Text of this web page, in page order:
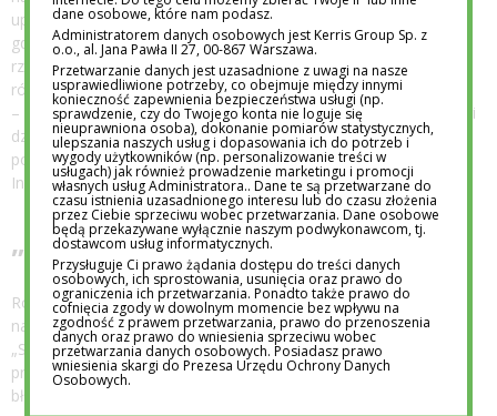
uprzedzaniu każdej trudności i przejmowaniu inicjatywy tam,
gdzie dziecko mogłoby spróbować samodzielnie. W takiej
rzeczywistości nie ma miejsca na porażkę – a tym samym
również na naukę, która z niej płynie.
– Rolą dorosłego nie jest usuwanie wszystkich przeszkód z drogi
dziecka, ale towarzyszenie mu w ich pokonywaniu –
podsumowuje Anna Zięba, dyrektor przedszkola Academy
International Centrum
„Pozwól mi spróbować”
Rozwój nie przebiega w idealnych warunkach, dlatego
najważniejsze zdanie, jakie dziecko może usłyszeć, brzmi:
„Spróbuj sam, jestem obok”. Wtedy nasza pociecha ma
przestrzeń, by doświadczać, sprawdzać i uczyć się na własnych
błędach. A troska? To nie kontrola, tylko obecność.
dane osobowe, które nam podasz.
Administratorem danych osobowych jest Kerris Group Sp. z
o.o., al. Jana Pawła II 27, 00-867 Warszawa.
Przetwarzanie danych jest uzasadnione z uwagi na nasze
usprawiedliwione potrzeby, co obejmuje między innymi
konieczność zapewnienia bezpieczeństwa usługi (np.
sprawdzenie, czy do Twojego konta nie loguje się
nieuprawniona osoba), dokonanie pomiarów statystycznych,
ulepszania naszych usług i dopasowania ich do potrzeb i
wygody użytkowników (np. personalizowanie treści w
usługach) jak również prowadzenie marketingu i promocji
własnych usług Administratora.. Dane te są przetwarzane do
czasu istnienia uzasadnionego interesu lub do czasu złożenia
przez Ciebie sprzeciwu wobec przetwarzania. Dane osobowe
będą przekazywane wyłącznie naszym podwykonawcom, tj.
dostawcom usług informatycznych.
Przysługuje Ci prawo żądania dostępu do treści danych
osobowych, ich sprostowania, usunięcia oraz prawo do
ograniczenia ich przetwarzania. Ponadto także prawo do
cofnięcia zgody w dowolnym momencie bez wpływu na
zgodność z prawem przetwarzania, prawo do przenoszenia
danych oraz prawo do wniesienia sprzeciwu wobec
przetwarzania danych osobowych. Posiadasz prawo
wniesienia skargi do Prezesa Urzędu Ochrony Danych
Osobowych.